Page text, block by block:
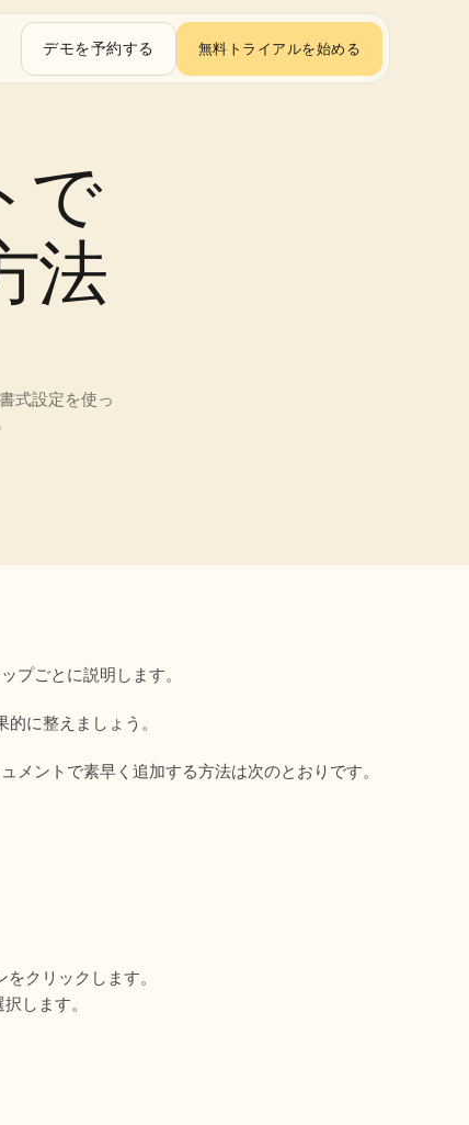
で
法
式設定を使っ
プごとに説明します。
に整えましょう。
ントで素早く追加する方法は次のとおりです。
クリックします。
します。
デモを予約する 無料トライアルを始める